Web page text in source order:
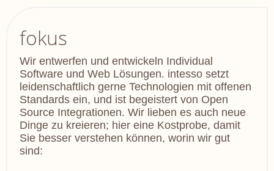
fokus
Wir entwerfen und entwickeln Individual
Software und Web Lösungen. intesso setzt
leidenschaftlich gerne Technologien mit offenen
Standards ein, und ist begeistert von Open
Source Integrationen. Wir lieben es auch neue
Dinge zu kreieren; hier eine Kostprobe, damit
Sie besser verstehen können, worin wir gut
sind: